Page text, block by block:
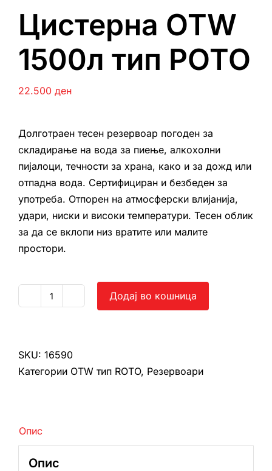
Цистерна ОТW
1500л тип РОТО
22.500 ден
Долготраен тесен резервоар погоден за
складирање на вода за пиење, алкохолни
пијалоци, течности за храна, како и за дожд или
отпадна вода. Сертифициран и безбеден за
употреба. Отпорен на атмосферски влијанија,
удари, ниски и високи температури. Тесен облик
за да се вклопи низ вратите или малите
простори.
Цистерна
тип
РОТО
Додај во кошница
SKU: 16590
Категории OTW тип ROTO, Резервоари
Опис
Опис